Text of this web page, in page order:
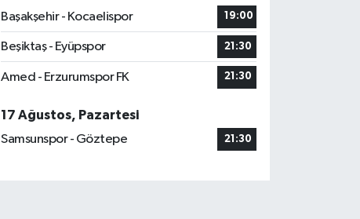
Başakşehir - Kocaelispor
19:00
Beşiktaş - Eyüpspor 21:30
Amed - Erzurumspor FK 21:30
17 Ağustos, Pazartesi
Samsunspor - Göztepe
21:30